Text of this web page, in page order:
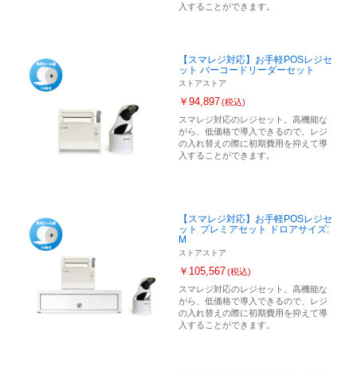
入することができます。
【スマレジ対応】お手軽POSレジセ
ット バーコードリーダーセット
ストアストア
￥94,897(税込)
スマレジ対応のレジセット。高機能な
がら、低価格で導入できるので、レジ
の入れ替えの際に初期費用を抑えて導
入することができます。
【スマレジ対応】お手軽POSレジセ
ット プレミアセット ドロアサイズ:
M
ストアストア
￥105,567(税込)
スマレジ対応のレジセット。高機能な
がら、低価格で導入できるので、レジ
の入れ替えの際に初期費用を抑えて導
入することができます。